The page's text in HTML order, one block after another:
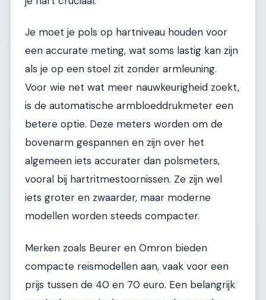
Je moet je pols op hartniveau houden voor
een accurate meting, wat soms lastig kan zijn
als je op een stoel zit zonder armleuning.
Voor wie net wat meer nauwkeurigheid zoekt,
is de automatische armbloeddrukmeter een
betere optie. Deze meters worden om de
bovenarm gespannen en zijn over het
algemeen iets accurater dan polsmeters,
vooral bij hartritmestoornissen. Ze zijn wel
iets groter en zwaarder, maar moderne
modellen worden steeds compacter.
Merken zoals Beurer en Omron bieden
compacte reismodellen aan, vaak voor een
prijs tussen de 40 en 70 euro. Een belangrijk